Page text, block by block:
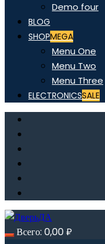
Demo four
BLOG
SHOPMEGA
Menu One
Menu Two
Menu Three
ELECTRONICSSALE
Всего: 0,00₽